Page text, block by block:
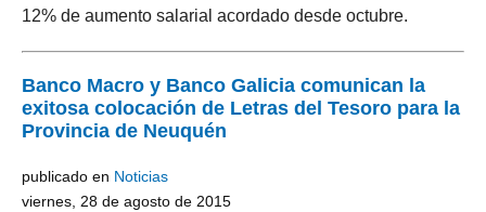
12% de aumento salarial acordado desde octubre.
Banco Macro y Banco Galicia comunican la
exitosa colocación de Letras del Tesoro para la
Provincia de Neuquén
publicado en Noticias
viernes, 28 de agosto de 2015